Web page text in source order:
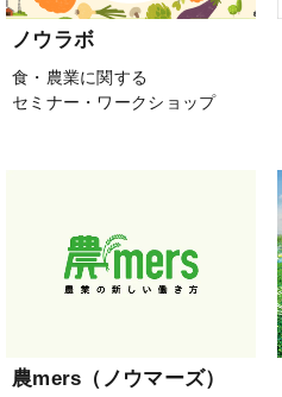
ノウラボ
食・農業に関する
セミナー・ワークショップ
農mers（ノウマーズ）